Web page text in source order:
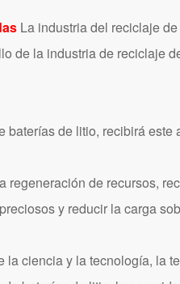
La industria del reciclaje
de la industria de reciclaje
de litio, recibirá este
de recursos,
y reducir la carga
ciencia y la tecnología, la